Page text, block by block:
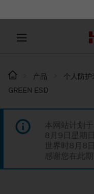
产品 个人防护
GREEN ESD
本网站计划
8月9日星期
世界时8月8
感谢您在此